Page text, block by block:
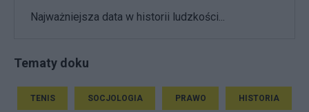
Najważniejsza data w historii ludzkości...
Tematy doku
TENIS SOCJOLOGIA PRAWO HISTORIA